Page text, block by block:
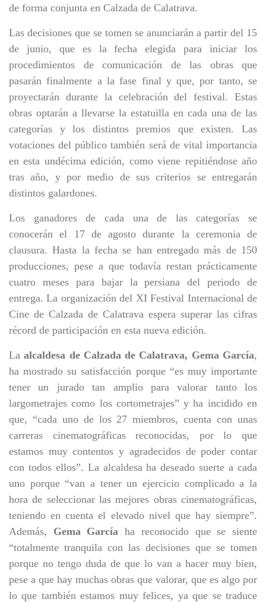
de forma conjunta en Calzada de Calatrava.
Las decisiones que se tomen se anunciarán a partir del 15
de junio, que es la fecha elegida para iniciar los
procedimientos de comunicación de las obras que
pasarán finalmente a la fase final y que, por tanto, se
proyectarán durante la celebración del festival. Estas
obras optarán a llevarse la estatuilla en cada una de las
categorías y los distintos premios que existen. Las
votaciones del público también será de vital importancia
en esta undécima edición, como viene repitiéndose año
tras año, y por medio de sus criterios se entregarán
distintos galardones.
Los ganadores de cada una de las categorías se
conocerán el 17 de agosto durante la ceremonia de
clausura. Hasta la fecha se han entregado más de 150
producciones, pese a que todavía restan prácticamente
cuatro meses para bajar la persiana del periodo de
entrega. La organización del XI Festival Internacional de
Cine de Calzada de Calatrava espera superar las cifras
récord de participación en esta nueva edición.
Laalcaldesa de Calzada de Calatrava, Gema García,
ha mostrado su satisfacción porque “es muy importante
tener un jurado tan amplio para valorar tanto los
largometrajes como los cortometrajes” y ha incidido en
que, “cada uno de los 27 miembros, cuenta con unas
carreras cinematográficas reconocidas, por lo que
estamos muy contentos y agradecidos de poder contar
con todos ellos”. La alcaldesa ha deseado suerte a cada
uno porque “van a tener un ejercicio complicado a la
hora de seleccionar las mejores obras cinematográficas,
teniendo en cuenta el elevado nivel que hay siempre”.
Además, Gema García ha reconocido que se siente
“totalmente tranquila con las decisiones que se tomen
porque no tengo duda de que lo van a hacer muy bien,
pese a que hay muchas obras que valorar, que es algo por
lo que también estamos muy felices, ya que se traduce